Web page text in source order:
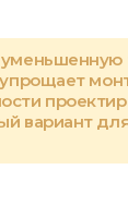
вариант